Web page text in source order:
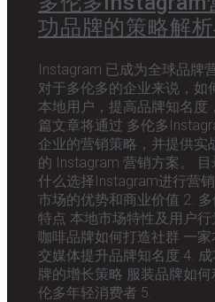
功品牌的策略解
Instagram 已成为全球品牌
对于多伦多的企业来说，如
本地用户，提高品牌知名度
篇文章将通过 多伦多
企业的营销策略，并提供实
的 Instagram 营销方案。
什么选择Instagram进行营
市场的优势和商业价值 2.
特点 本地市场特性及用户行
咖啡品牌如何打造社群 一
交媒体提升品牌知名度 4.
牌的增长策略 服装品牌如
伦多年轻消费者 5.